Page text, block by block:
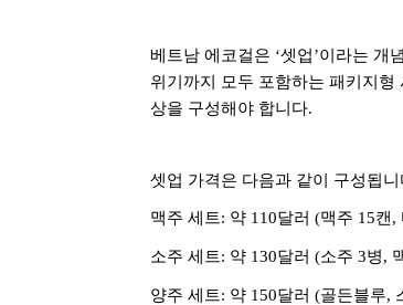
베트남 에코걸은 ‘셋업’이라는 개
위기까지 모두 포함하는 패키지형
상을 구성해야 합니다.
셋업 가격은 다음과 같이 구성됩니
맥주 세트: 약 110달러 (맥주 15캔,
소주 세트: 약 130달러 (소주 3병,
양주 세트: 약 150달러 (골든블루,